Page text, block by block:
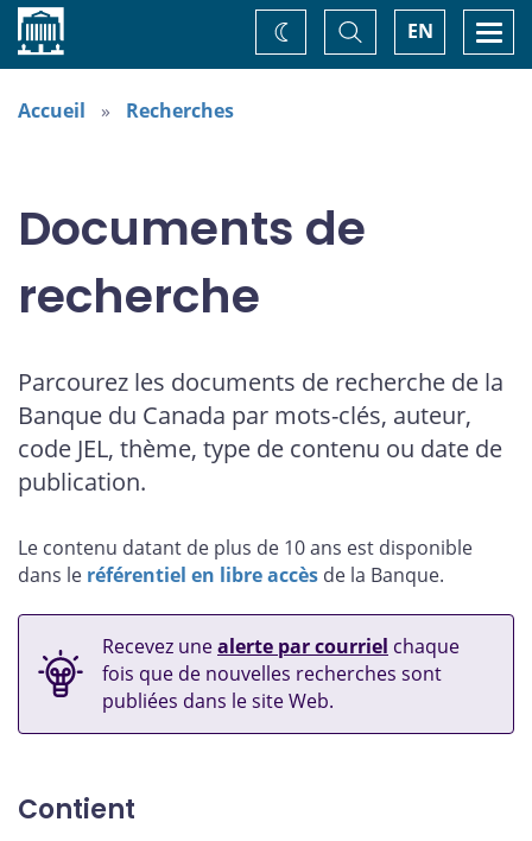
Accueil EN
Basculer
la
recherche
Changez
de
Accueil Recherches
Documents de
recherche
Parcourez les documents de recherche de la
Banque du Canada par mots-clés, auteur,
code JEL, thème, type de contenu ou date de
publication.
Le contenu datant de plus de 10 ans est disponible
dans le référentiel en libre accès de la Banque.
Recevez unealerte par courriel chaque
fois que de nouvelles recherches sont
publiées dans le site Web.
Contient